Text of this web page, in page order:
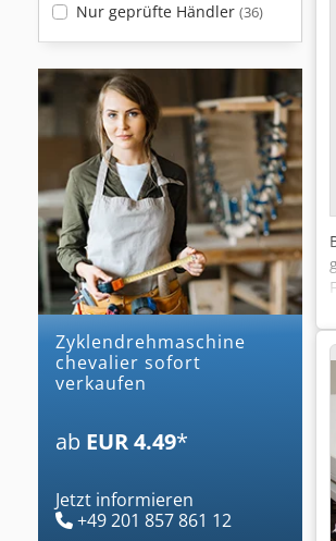
Nur geprüfte Händler (36)
zyklendrehmaschine
chevalier sofort
verkaufen
ab EUR 4.49*
Jetzt informieren
+49 201 857 861 12